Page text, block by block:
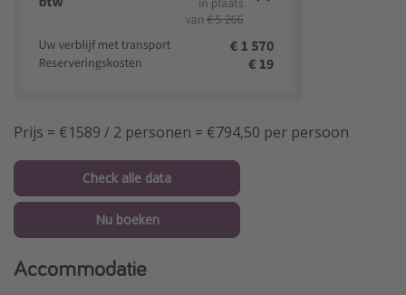
Prijs = €1589 / 2 personen = €794,50 per persoon
Check alle data
Nu boeken
Accommodatie